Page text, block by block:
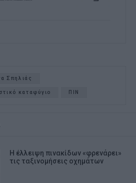
Σπηλιάς
καταφύγιο ΠΙΝ
Η έλλειψη πινακίδων «φρενάρει»
τις ταξινομήσεις οχημάτων